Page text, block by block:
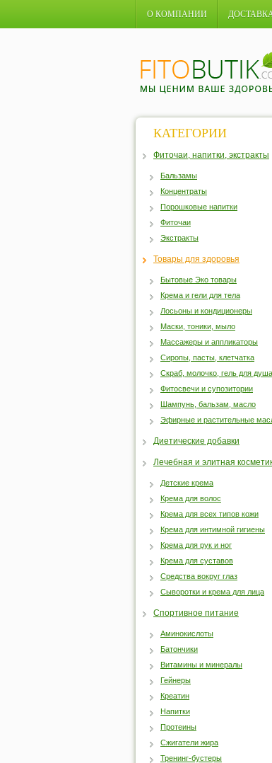
О КОМПАНИИ
КАТЕГОРИИ
Фиточаи, напитки, экстракты
Бальзамы
Концентраты
Порошковые напитки
Фиточаи
Экстракты
Товары для здоровья
Бытовые Эко товары
Крема и гели для тела
Лосьоны и кондиционеры
Маски, тоники, мыло
Массажеры и аппликаторы
Сиропы, пасты, клетчатка
Скраб, молочко, гель для душа
Фитосвечи и супозитории
Шампунь, бальзам, масло
Эфирные и растительные
Диетические добавки
Лечебная и элитная
Детские крема
Крема для волос
Крема для всех типов кожи
Крема для интимной гигиены
Крема для рук и ног
Крема для суставов
Средства вокруг глаз
Сыворотки и крема для лица
Спортивное питание
Аминокислоты
Батончики
Витамины и минералы
Гейнеры
Креатин
Напитки
Протеины
Сжигатели жира
Тренинг-бустеры